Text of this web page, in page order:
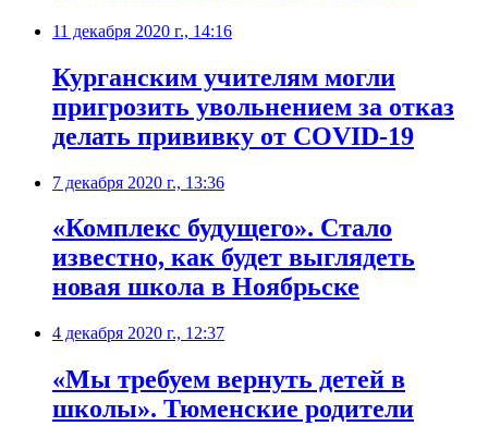
11 декабря 2020 г., 14:16
Курганским учителям могли
пригрозить увольнением за отказ
делать прививку от COVID-19
7 декабря 2020 г., 13:36
«Комплекс будущего». Стало
известно, как будет выглядеть
новая школа в Ноябрьске
4 декабря 2020 г., 12:37
«Мы требуем вернуть детей в
школы». Тюменские родители